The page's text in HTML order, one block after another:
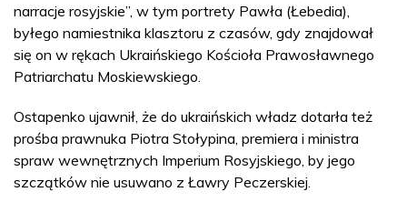
narracje rosyjskie”, w tym portrety Pawła (Łebedia),
byłego namiestnika klasztoru z czasów, gdy znajdował
się on w rękach Ukraińskiego Kościoła Prawosławnego
Patriarchatu Moskiewskiego.
Ostapenko ujawnił, że do ukraińskich władz dotarła też
prośba prawnuka Piotra Stołypina, premiera i ministra
spraw wewnętrznych Imperium Rosyjskiego, by jego
szczątków nie usuwano z Ławry Peczerskiej.